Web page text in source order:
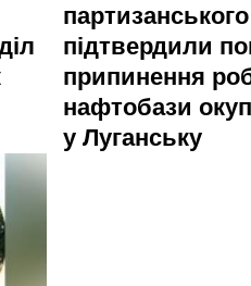
підтвердили
припинення
нафтобази
у Луганську